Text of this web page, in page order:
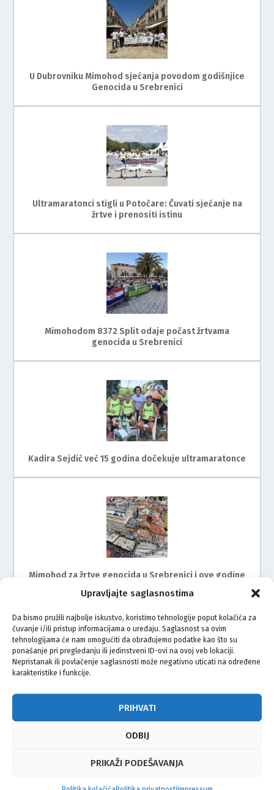
Upravljajte saglasnostima
Da bismo pružili najbolje iskustvo, koristimo tehnologije poput kolačića za
čuvanje i/ili pristup informacijama o uređaju. Saglasnost sa ovim
tehnologijama će nam omogućiti da obrađujemo podatke kao što su
ponašanje pri pregledanju ili jedinstveni ID-ovi na ovoj veb lokaciji.
Nepristanak ili povlačenje saglasnosti može negativno uticati na određene
karakteristike i funkcije.
PRIHVATI
ODBIJ
PRIKAŽI PODEŠAVANJA
U Dubrovniku Mimohod sjećanja povodom godišnjice
Genocida u Srebrenici
Ultramaratonci stigli u Potočare: Čuvati sjećanje na
žrtve i prenositi istinu
Mimohodom 8372 Split odaje počast žrtvama
genocida u Srebrenici
Kadira Sejdić već 15 godina dočekuje ultramaratonce
Mimohod za žrtve genocida u Srebrenici i ove godine
Zagreb ispratio bicikliste na put do Srebrenice
© Vijeće bošnjačke nacionalne manjine Grada Zagreba 2026